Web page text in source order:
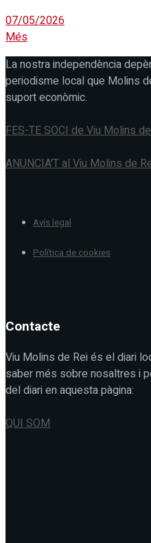
07/05/2026
Més
La nostra independència
periodisme local que Molins
suport econòmic.
FES-TE SOCI de Viu Molins
ANUNCIA'T al Viu Molins de
Avís legal
Política de cookies
Contacte
Viu Molins de Rei és el diari
saber més sobre nosaltres i
del diari en aquesta pàgina:
QUI SOM